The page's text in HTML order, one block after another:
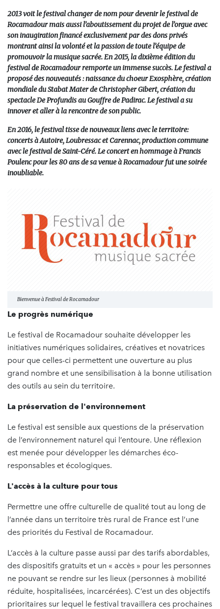
2013 voit le festival changer de nom pour devenir le festival de
Rocamadour mais aussi l’aboutissement du projet de l’orgue avec
son inaugiration financé exclusivement par des dons privés
montrant ainsi la volonté et la passion de toute l’équipe de
promouvoir la musique sacrée. En 2015, la dixième édition du
festival de Rocamadour remporte un immense succès. Le festival a
proposé des nouveautés : naissance du choeur Exosphère, création
mondiale du Stabat Mater de Christopher Gibert, création du
spectacle De Profundis au Gouffre de Padirac. Le festival a su
innover et aller à la rencontre de son public.
En 2016, le festival tisse de nouveaux liens avec le territoire:
concerts à Autoire, Loubressac et Carennac, production commune
avec le festival de Saint-Céré. Le concert en hommage à Francis
Poulenc pour les 80 ans de sa venue à Rocamadour fut une soirée
inoubliable.
Bienvenue à Festival de Rocamadour
Le progrès numérique
Le festival de Rocamadour souhaite développer les
initiatives numériques solidaires, créatives et novatrices
pour que celles-ci permettent une ouverture au plus
grand nombre et une sensibilisation à la bonne utilisation
des outils au sein du territoire.
La préservation de l'environnement
Le festival est sensible aux questions de la préservation
de l’environnement naturel qui l’entoure. Une réflexion
est menée pour développer les démarches éco-
responsables et écologiques.
L'accès à la culture pour tous
Permettre une offre culturelle de qualité tout au long de
l’année dans un territoire très rural de France est l’une
des priorités du Festival de Rocamadour.
L’accès à la culture passe aussi par des tarifs abordables,
des dispositifs gratuits et un « accès » pour les personnes
ne pouvant se rendre sur les lieux (personnes à mobilité
réduite, hospitalisées, incarcérées). C’est un des objectifs
prioritaires sur lequel le festival travaillera ces prochaines